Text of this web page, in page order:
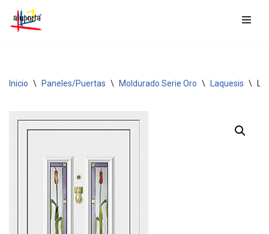
Saltar
Inicio \ Paneles/Puertas \ Moldurado Serie Oro \ Laquesis \